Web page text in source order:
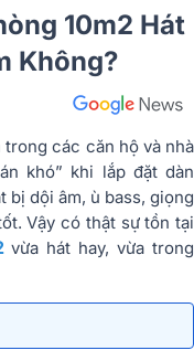
10m2 Hát
Không?
trong các căn hộ và nhà
khó” khi lắp đặt dàn
bị dội âm, ù bass, giọng
Vậy có thật sự tồn tại
vừa hát hay, vừa trong